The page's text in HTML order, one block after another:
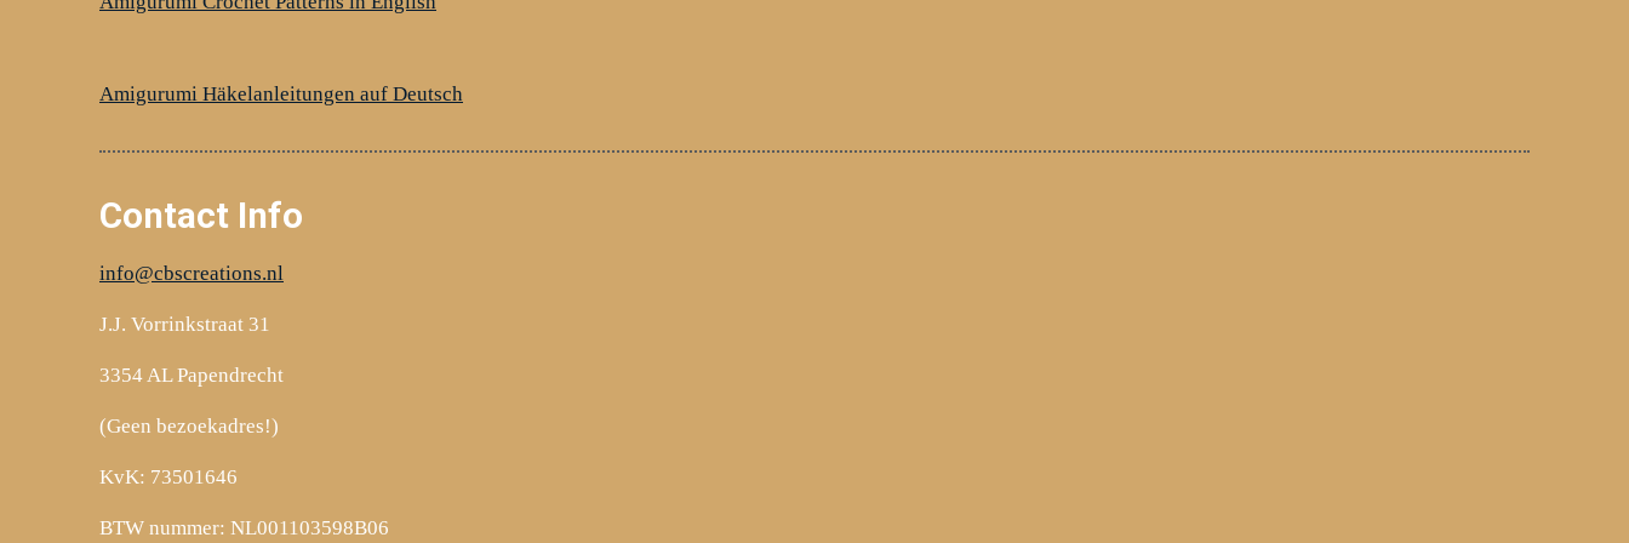
k
s
a
Amigurumi Häkelanleitungen auf Deutsch
Contact Info
info@cbscreations.nl
J.J. Vorrinkstraat 31
3354 AL Papendrecht
(Geen bezoekadres!)
KvK: 73501646
BTW nummer: NL001103598B06